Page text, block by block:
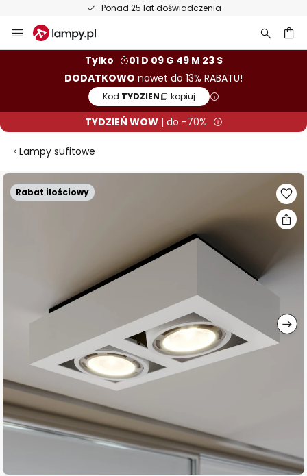
Ponad 25 lat doświadczenia
Przejdź
do
Tylko
01 D 09 G 49 M 22 S
DODATKOWO nawet do 13% RABATU!
Kod:TYDZIEN kopiuj
TYDZIEŃ WOW| do -70%
Lampy sufitowe
Rabat ilościowy
Przejdź
na